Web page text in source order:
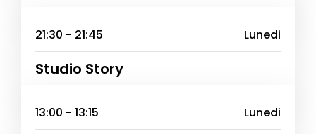
21:30 - 21:45 Lunedi
Studio Story
13:00 - 13:15 Lunedi